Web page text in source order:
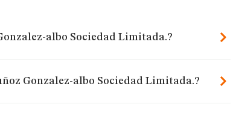
albo Sociedad Limitada.?
Gonzalez-albo Sociedad Limitada.?